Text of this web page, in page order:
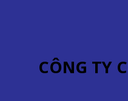
CÔNG TY